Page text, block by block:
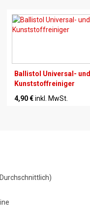
Ballistol Universal- und
Kunststoffreiniger
4,90 € inkl. MwSt.